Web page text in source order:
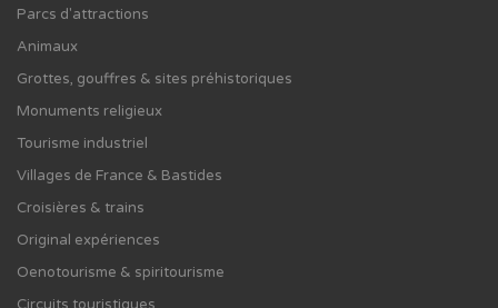
Parcs d'attractions
Animaux
Grottes, gouffres & sites préhistoriques
Monuments religieux
Tourisme industriel
Villages de France & Bastides
Croisières & trains
Original expériences
Oenotourisme & spiritourisme